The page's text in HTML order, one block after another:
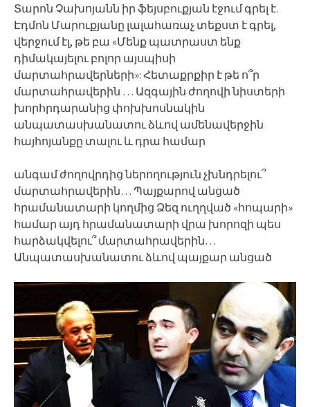
Տարոն Չախոյանն իր ֆեյսբուքյան էջում գրել է.
Էդմոն Մարուքյանը լալահառաչ տեքստ է գրել,
վերջում էլ, թե բա «Մենք պատրաստ ենք
դիմակայելու բոլոր այսպիսի
մարտահրավերների»: Հետաքրքիր է թե ո՞ր
մարտահրավերին … Ազգային ժողովի նիստերի
խորհրդարանից փոխխոսնակին
անպատասխանատու ձևով ամենավերջին
հայհոյանքը տալու և դրա համար
անգամ ժողովրդից ներողություն չխնդրելու՞
մարտահրավերին… Պայքարով անցած
հրամանատարի կողմից Ձեզ ուղղված «հոպարի»
համար այդ հրամանատարի վրա խորոզի պես
հարձակվելու՞ մարտահրավերին…
Անպատասխանատու ձևով պայքար անցած